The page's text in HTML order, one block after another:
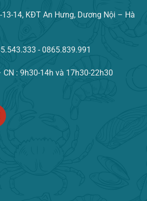
13-14, KĐT An Hưng, Dương Nội – Hà
- 0865.839.991
: 9h30-14h và 17h30-22h30